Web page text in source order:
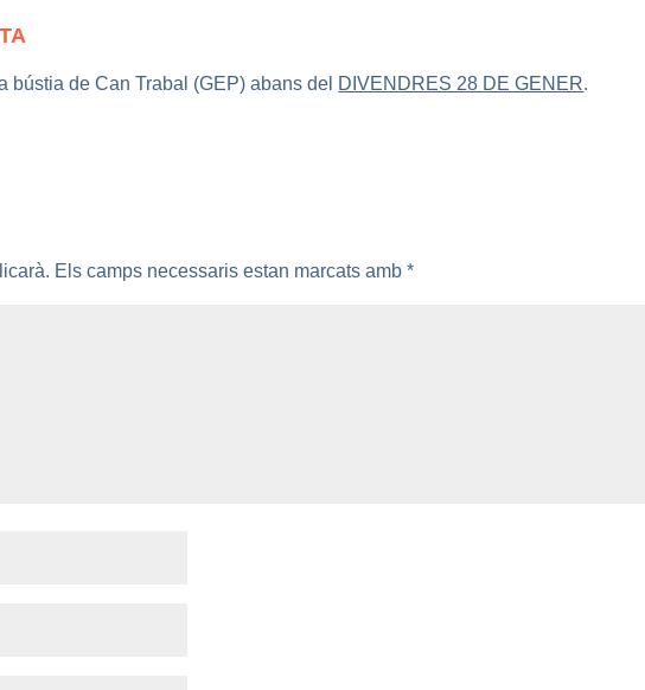
bústia de Can Trabal (GEP) abans del DIVENDRES 28 DE GENER.
Els camps necessaris estan marcats amb*